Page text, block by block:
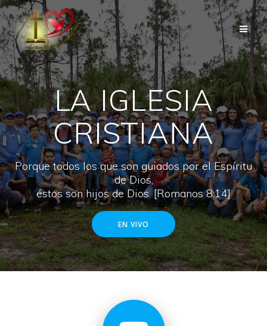
LA IGLESIA
CRISTIANA
Porque todos los que son guiados por el Espíritu
de Dios,
éstos son hijos de Dios. [Romanos 8:14]
EN VIVO